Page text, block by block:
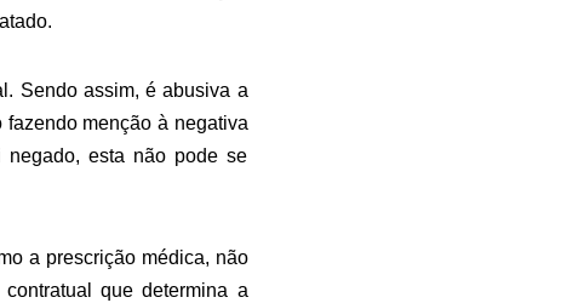
Sendo assim, é abusiva a
menção à negativa
esta não pode se
a prescrição médica, não
que determina a